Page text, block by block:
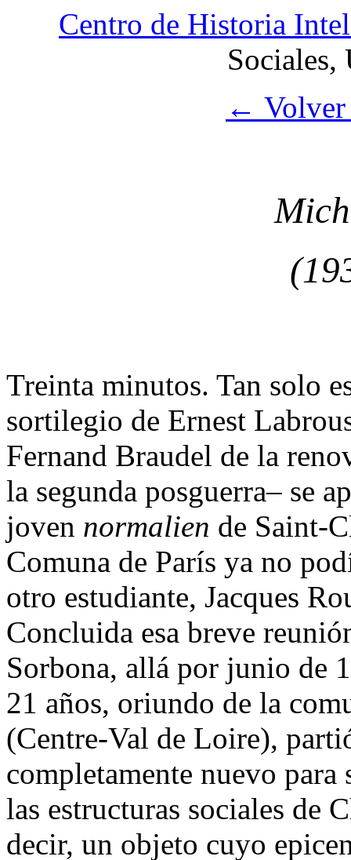
Centro de Historia
Sociales,
← Volver
Treinta minutos. Tan solo
sortilegio de Ernest
Fernand Braudel de la
la segunda posguerra– se
joven normalien de Saint-
Comuna de París ya no
otro estudiante, Jacques
Concluida esa breve
Sorbona, allá por junio de
21 años, oriundo de la
(Centre-Val de Loire),
completamente nuevo para
las estructuras sociales de
decir, un objeto cuyo